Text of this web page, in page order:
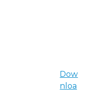
Dow
nloa